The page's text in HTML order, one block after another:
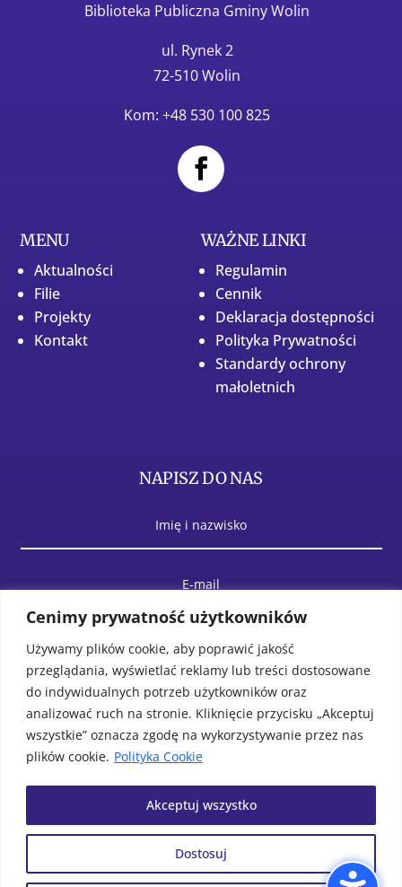
Cenimy prywatność użytkowników
Używamy plików cookie, aby poprawić jakość
przeglądania, wyświetlać reklamy lub treści dostosowane
do indywidualnych potrzeb użytkowników oraz
analizować ruch na stronie. Kliknięcie przycisku „Akceptuj
wszystkie” oznacza zgodę na wykorzystywanie przez nas
plików cookie. Polityka Cookie
Dostosuj
Akceptuj wszystko
Biblioteka Publiczna Gminy Wolin
ul. Rynek 2
72-510 Wolin
Kom: +48 530 100 825
MENU
Aktualności
Filie
Projekty
Kontakt
WAŻNE LINKI
Regulamin
Cennik
Deklaracja dostępności
Polityka Prywatności
Standardy ochrony
małoletnich
NAPISZ DO NAS
© Biblioteka Publiczna Gminy
Wolin. Wszystkie prawa
Projek i realizacja MAWU.PL